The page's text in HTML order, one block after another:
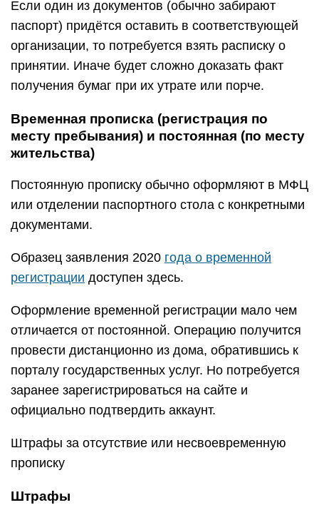
Если один из документов (обычно забирают
паспорт) придётся оставить в соответствующей
организации, то потребуется взять расписку о
принятии. Иначе будет сложно доказать факт
получения бумаг при их утрате или порче.
Временная прописка (регистрация по
месту пребывания) и постоянная (по месту
жительства)
Постоянную прописку обычно оформляют в МФЦ
или отделении паспортного стола с конкретными
документами.
Образец заявления 2020 года о временной
регистрации доступен здесь.
Оформление временной регистрации мало чем
отличается от постоянной. Операцию получится
провести дистанционно из дома, обратившись к
порталу государственных услуг. Но потребуется
заранее зарегистрироваться на сайте и
официально подтвердить аккаунт.
Штрафы за отсутствие или несвоевременную
прописку
Штрафы